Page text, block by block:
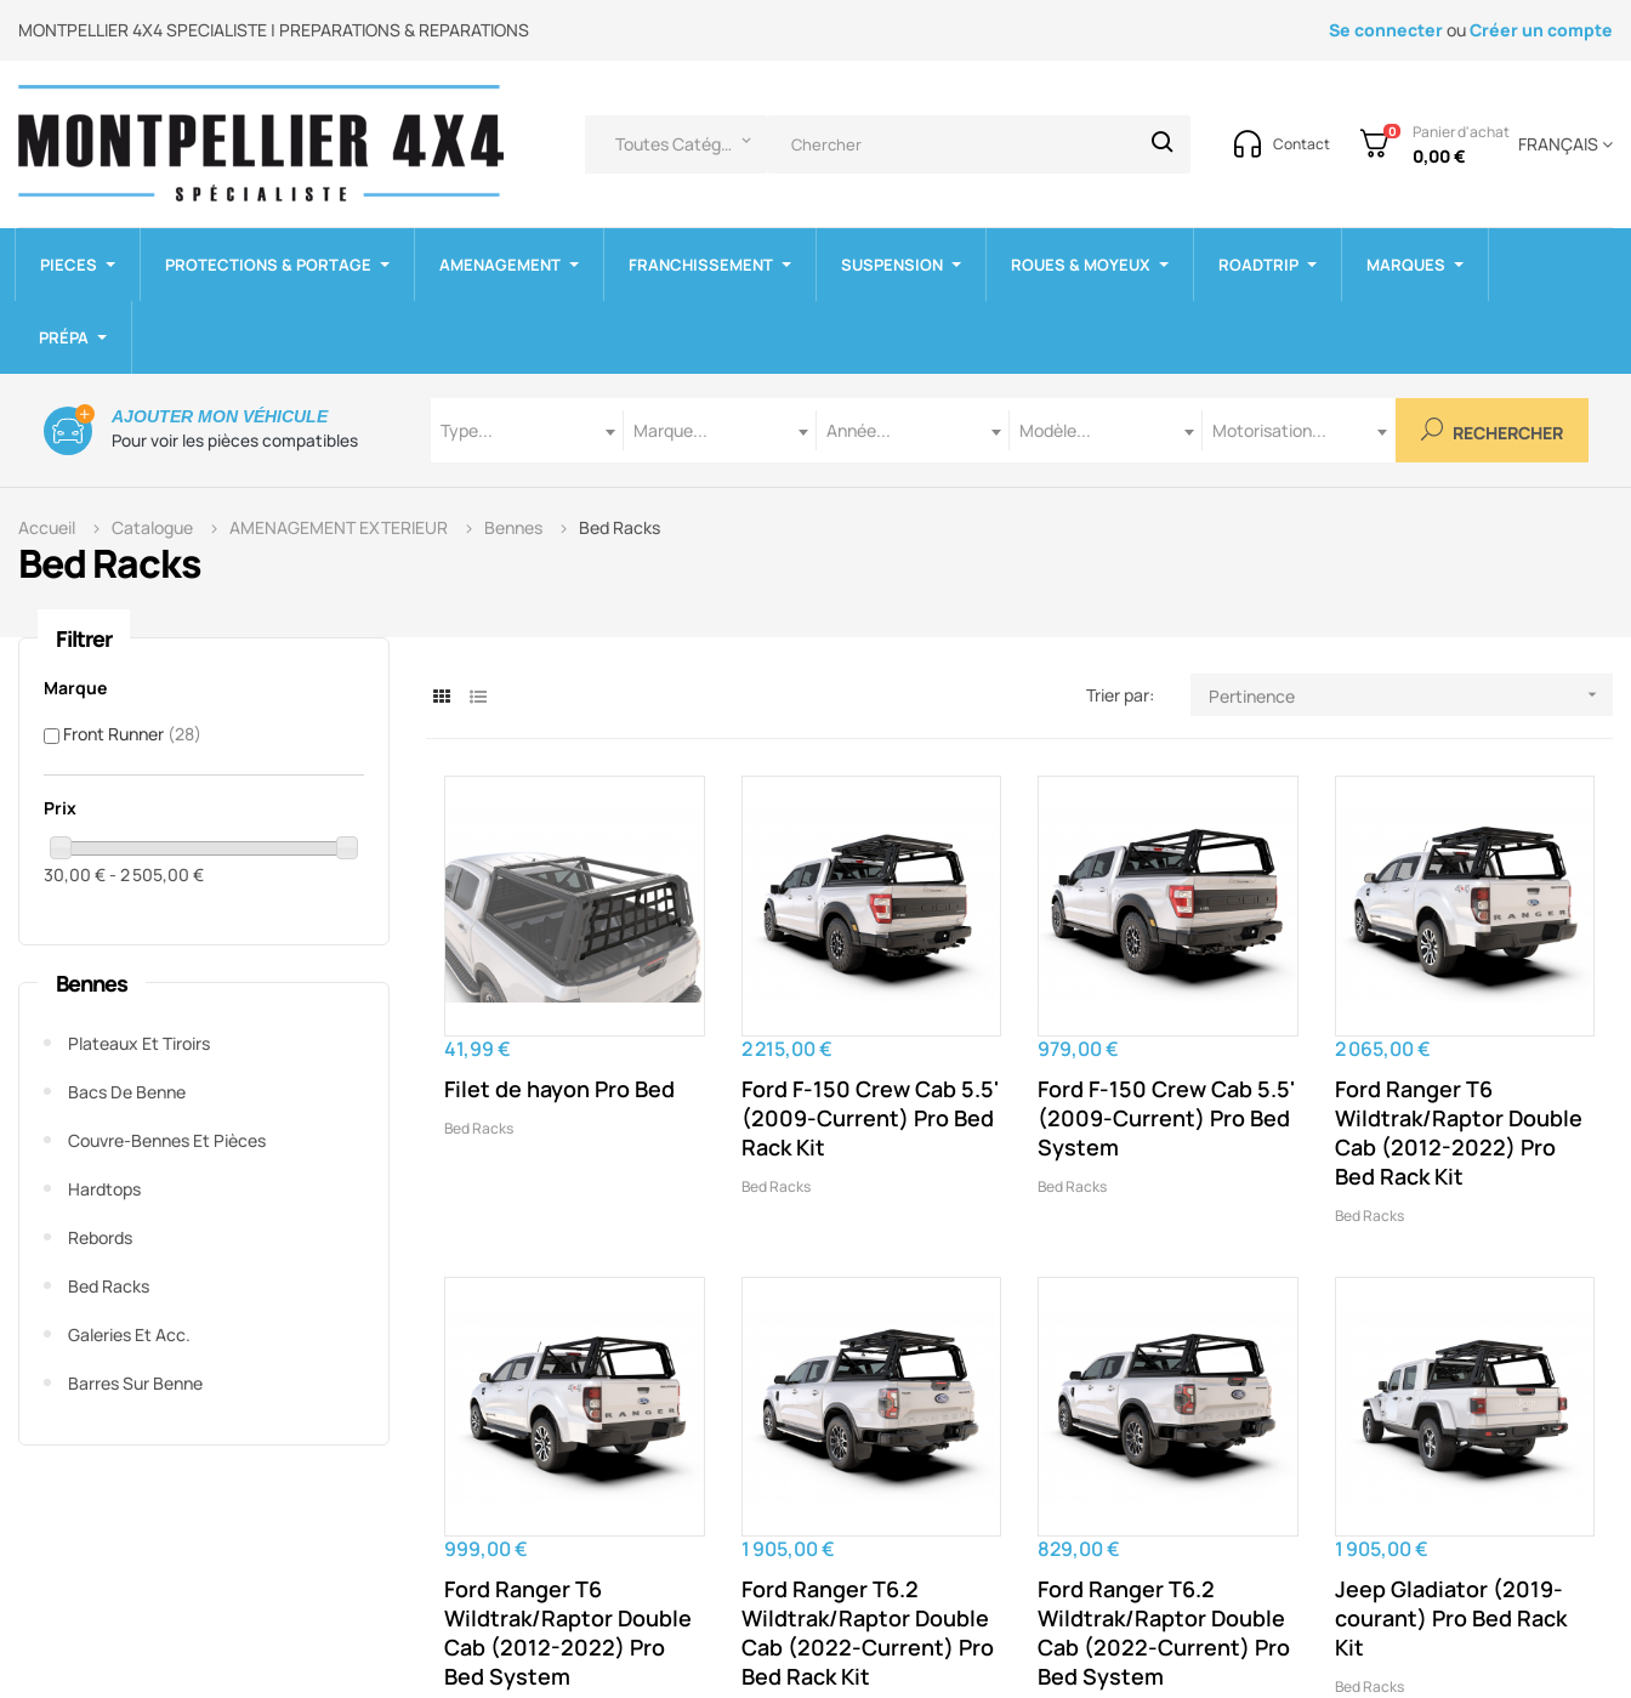
MONTPELLIER 4X4 SPECIALISTE | PREPARATIONS & REPARATIONS Se connecterouCréer un compte
Toutes Catégories keyboard_arrow_down Contact
0 Panier d'achat
0,00 €
FRANÇAIS
PIECES PROTECTIONS & PORTAGE AMENAGEMENT FRANCHISSEMENT SUSPENSION ROUES & MOYEUX ROADTRIP MARQUES
PRÉPA
Pour voir les pièces compatibles
AJOUTER MON VÉHICULE
Type...
Marque...
Année...
Modèle...
Motorisation...
RECHERCHER
Bed Racks
Accueil Catalogue AMENAGEMENT EXTERIEUR Bennes Bed Racks
Filtrer
Marque
Front Runner (28)
Prix
30,00 € - 2 505,00 €
Bennes
Plateaux Et Tiroirs
Bacs De Benne
Couvre-Bennes Et Pièces
Hardtops
Rebords
Bed Racks
Galeries Et Acc.
Barres Sur Benne
Trier par: Pertinence 
41,99 €
Filet de hayon Pro Bed
Bed Racks
2 215,00 €
Ford F-150 Crew Cab 5.5'
(2009-Current) Pro Bed
Rack Kit
Bed Racks
979,00 €
Ford F-150 Crew Cab 5.5'
(2009-Current) Pro Bed
System
Bed Racks
2 065,00 €
Ford Ranger T6
Wildtrak/Raptor Double
Cab (2012-2022) Pro
Bed Rack Kit
Bed Racks
999,00 €
Ford Ranger T6
Wildtrak/Raptor Double
Cab (2012-2022) Pro
Bed System
1 905,00 €
Ford Ranger T6.2
Wildtrak/Raptor Double
Cab (2022-Current) Pro
Bed Rack Kit
829,00 €
Ford Ranger T6.2
Wildtrak/Raptor Double
Cab (2022-Current) Pro
Bed System
1 905,00 €
Jeep Gladiator (2019-
courant) Pro Bed Rack
Kit
Bed Racks